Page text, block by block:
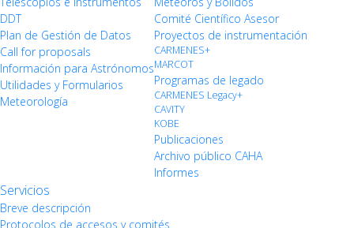
DDT
Plan de Gestión de Datos
Call for proposals
Información para Astrónomos
Utilidades y Formularios
Meteorología
Comité Científico Asesor
Proyectos de instrumentación
CARMENES+
MARCOT
Programas de legado
CARMENES Legacy+
CAVITY
KOBE
Publicaciones
Archivo público CAHA
Informes
Servicios
Breve descripción
Protocolos de accesos y comités